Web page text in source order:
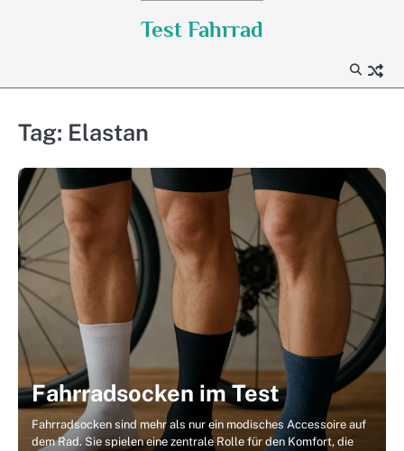
Test Fahrrad
Tag: Elastan
Fahrradsocken im Test
Fahrradsocken sind mehr als nur ein modisches Accessoire auf
dem Rad. Sie spielen eine zentrale Rolle für den Komfort, die